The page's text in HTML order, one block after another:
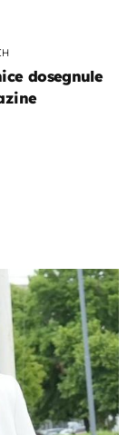
dosegnule